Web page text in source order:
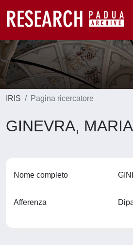
IRIS Pagina ricercatore
GINEVRA,
Nome completo
Afferenza